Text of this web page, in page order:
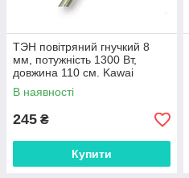
ТЭН повітряний гнучкий 8
мм, потужність 1300 Вт,
довжина 110 см. Kawai
В наявності
245 ₴
Купити